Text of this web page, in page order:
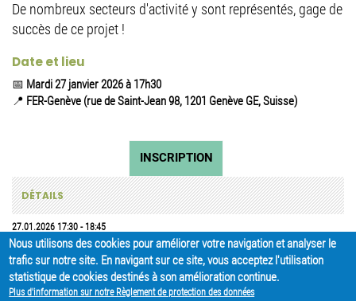
De nombreux secteurs d'activité y sont représentés, gage de
succès de ce projet !
Date et lieu
📅 Mardi 27 janvier 2026 à 17h30
📍 FER-Genève (rue de Saint-Jean 98, 1201 Genève GE, Suisse)
INSCRIPTION
DÉTAILS
27.01.2026 17:30 - 18:45
PARTAGER
Nous utilisons des cookies pour améliorer votre navigation et analyser le
trafic sur notre site. En navigant sur ce site, vous acceptez l'utilisation
statistique de cookies destinés à son amélioration continue.
Plus d'information sur notre Règlement de protection des données